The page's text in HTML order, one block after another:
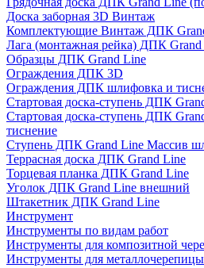
Доска заборная 3D Винтаж
Комплектующие Винтаж ДПК
Лага (монтажная рейка) ДПК
Образцы ДПК Grand Line
Ограждения ДПК 3D
Ограждения ДПК шлифовка и
Стартовая доска-ступень ДПК
Стартовая доска-ступень ДПК
тиснение
Ступень ДПК Grand Line Массив
Террасная доска ДПК Grand Line
Торцевая планка ДПК Grand Line
Уголок ДПК Grand Line внешний
Штакетник ДПК Grand Line
Инструмент
Инструменты по видам работ
Инструменты для композитной
Инструменты для металлочерепицы